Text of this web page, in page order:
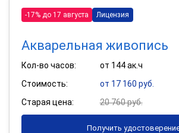
-17% до 17 августа Лицензия
Акварельная живопись
Кол-во часов:
от 144 ак.ч
Стоимость:
от 17 160 руб.
Старая цена:
20 760 руб.
Получить